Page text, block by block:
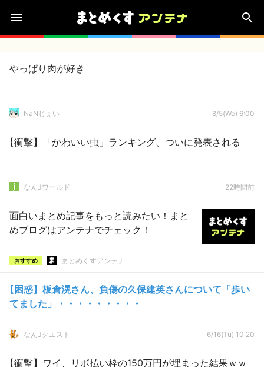
やっぱり肉が好き
NaNじぇい 8/5(We) 6:00
【衝撃】「かわいい虫」ランキング、ついに発表される
なんJワールド 22時間前
面白いまとめ記事をもっと読みたい！まと
めブログはアンテナでチェック！
おすすめ まとめくすアンテナ
【困惑】板倉滉さん、負傷の久保建英さんについて「歩い
てました」・・・・・・・・・
なんJクエスト 6/16(Tu) 10:20
【衝撃】ワイ、リボ払い枠の150万円が埋まった結果ｗｗ